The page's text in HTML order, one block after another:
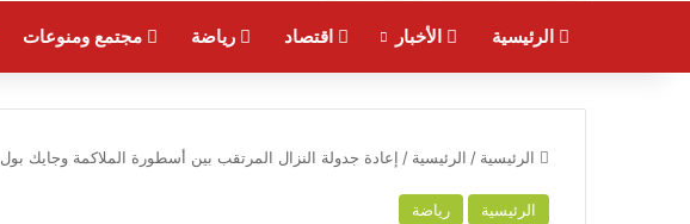
الرئيسية الأخبار اقتصاد رياضة مجتمع ومنوعات
الرئيسية / الرئيسية / إعادة جدولة النزال المرتقب بين أسطورة الملاكمة وجايك بول
الرئيسية رياضة